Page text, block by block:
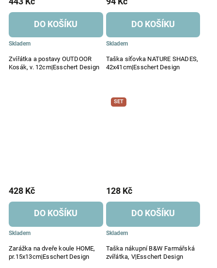
Zvířátka a postavy OUTDOOR
Kosák, v. 12cm|Esschert Design
Skladem
DO KOŠÍKU
Taška síťovka NATURE SHADES,
42x41cm|Esschert Design
Skladem
DO KOŠÍKU
Zarážka na dveře koule HOME,
pr.15x13cm|Esschert Design
Skladem
428 Kč
DO KOŠÍKU
SET
Taška nákupní B&W Farmářská
zvířátka, V|Esschert Design
Skladem
128 Kč
DO KOŠÍKU